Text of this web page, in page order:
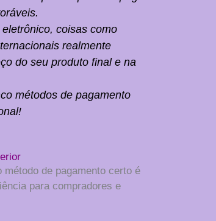
coisas como
realmente
do seu produto final e na
métodos de pagamento
de pagamento certo é
para compradores e